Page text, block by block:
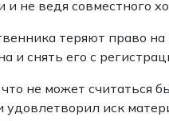
не ведя совместного
теряют право
снять его с
не может считаться
удовлетворил иск